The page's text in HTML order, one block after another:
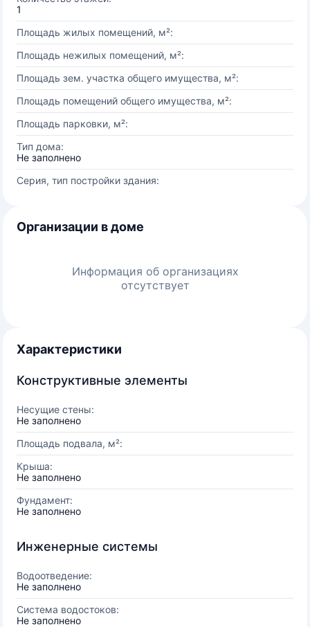
1
Площадь жилых помещений, м²:
Площадь нежилых помещений, м²:
Площадь зем. участка общего имущества, м²:
Площадь помещений общего имущества, м²:
Площадь парковки, м²:
Тип дома:
Не заполнено
Серия, тип постройки здания:
Организации в доме
Информация об организациях
отсутствует
Характеристики
Конструктивные элементы
Несущие стены:
Не заполнено
Площадь подвала, м²:
Крыша:
Не заполнено
Фундамент:
Не заполнено
Инженерные системы
Водоотведение:
Не заполнено
Система водостоков:
Не заполнено